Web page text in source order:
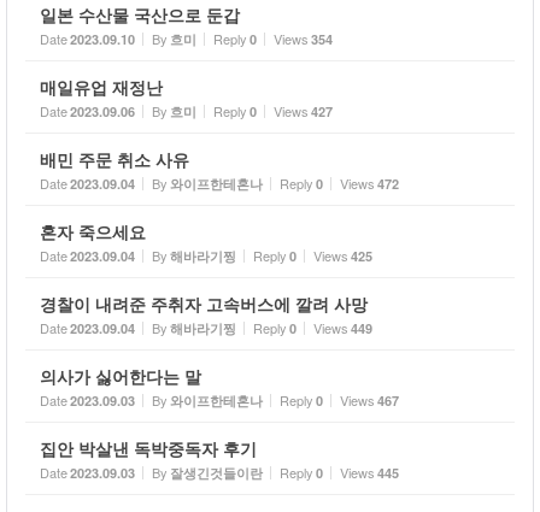
일본 수산물 국산으로 둔갑
Date2023.09.10 By 흐미 Reply 0 Views 354
매일유업 재정난
Date2023.09.06 By 흐미 Reply 0 Views 427
배민 주문 취소 사유
Date2023.09.04 By 와이프한테혼나 Reply 0 Views 472
혼자 죽으세요
Date2023.09.04 By 해바라기찡 Reply 0 Views 425
경찰이 내려준 주취자 고속버스에 깔려 사망
Date2023.09.04 By 해바라기찡 Reply 0 Views 449
의사가 싫어한다는 말
Date2023.09.03 By 와이프한테혼나 Reply 0 Views 467
집안 박살낸 독박중독자 후기
Date2023.09.03 By 잘생긴것들이란 Reply 0 Views 445